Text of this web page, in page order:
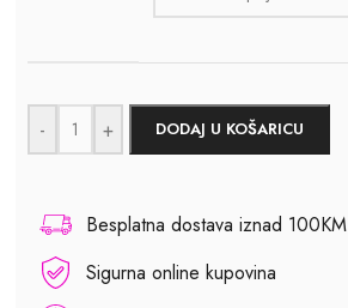
- + DODAJ U KOŠARICU
Besplatna dostava iznad 100KM
Sigurna online kupovina